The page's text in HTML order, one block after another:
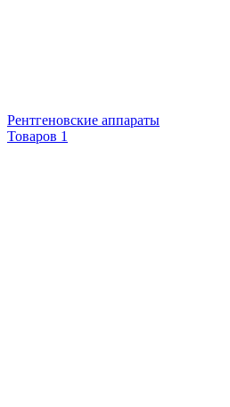
Рентгеновские аппараты
Товаров 1